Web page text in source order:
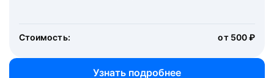
Стоимость: от 500 ₽
Узнать подробнее